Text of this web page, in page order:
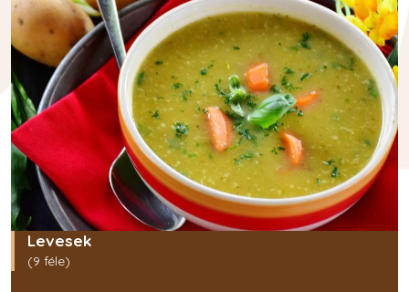
Levesek
(9 féle)